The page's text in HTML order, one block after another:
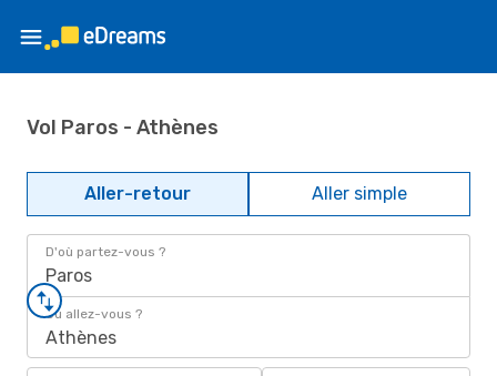
Vol Paros - Athènes
Aller-retour Aller simple
D'où partez-vous ?
Paros
Où allez-vous ?
Athènes